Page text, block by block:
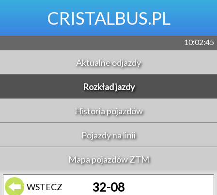
CRISTALBUS.PL
10:02:45
Aktualne odjazdy
Rozkład jazdy
Historia pojazdów
Pojazdy na linii
Mapa pojazdów ZTM
WSTECZ 32-08